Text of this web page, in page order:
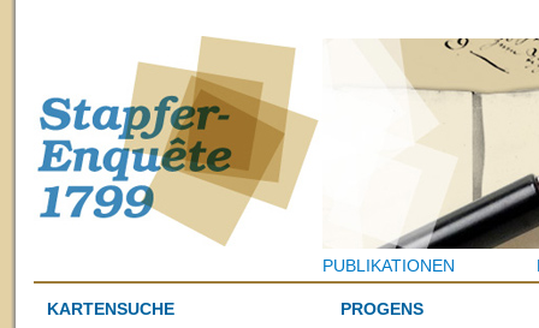
PUBLIKATIONEN
KARTENSUCHE
PROGENS